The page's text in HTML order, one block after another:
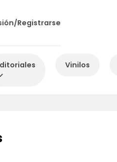
Registrarse
Vinilos